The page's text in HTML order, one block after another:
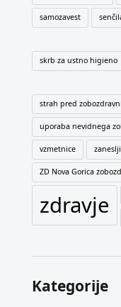
samozavest
skrb za ustno higieno
strah pred
uporaba nevidnega
vzmetnice
ZD Nova Gorica
zdravje
Kategorije